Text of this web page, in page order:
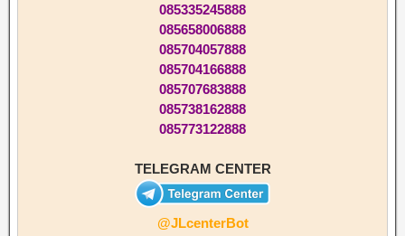
085335245888
085658006888
085704057888
085704166888
085707683888
085738162888
085773122888
TELEGRAM CENTER
@JLcenterBot